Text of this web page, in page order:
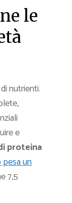
le
nutrienti.
e
proteina
un
7,5